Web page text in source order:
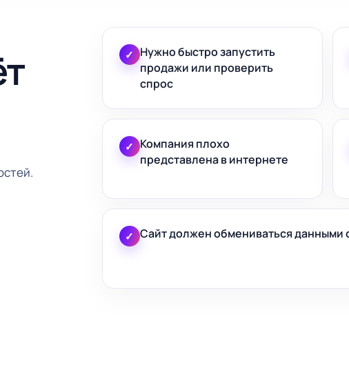
✓ Нужно быстро запустить
продажи или проверить
спрос
✓ Компания плохо
представлена в интернете
✓ Сайт должен обмениваться данными